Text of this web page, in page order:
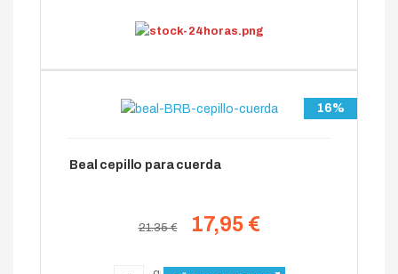
16%
Beal cepillo para cuerda
21.35 € 17,95 €